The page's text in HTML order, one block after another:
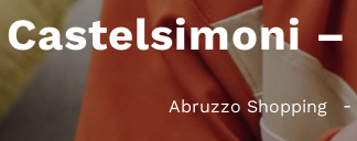
Castelsimoni
Abruzzo Shopping